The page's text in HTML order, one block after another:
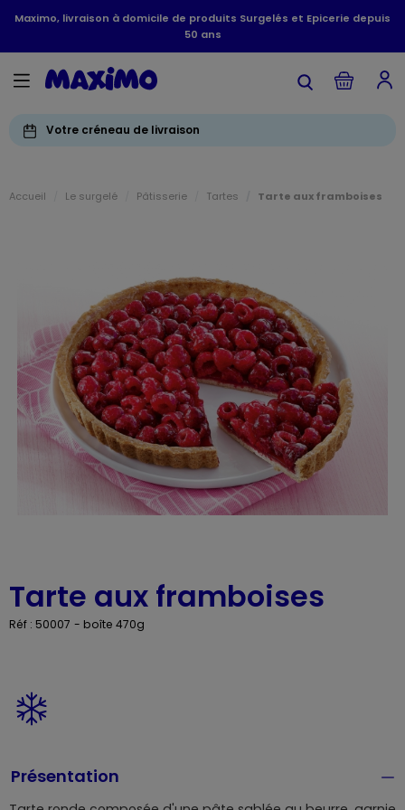
Maximo, livraison à domicile de produits Surgelés et Epicerie depuis
50 ans
Votre créneau de livraison
Accueil Le surgelé Pâtisserie Tartes Tarte aux framboises
Tarte aux framboises
Réf : 50007 - boîte 470g
Présentation